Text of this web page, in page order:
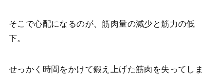
そこで心配になるのが、筋肉量の減少と筋力の低
下。
せっかく時間をかけて鍛え上げた筋肉を失ってしま